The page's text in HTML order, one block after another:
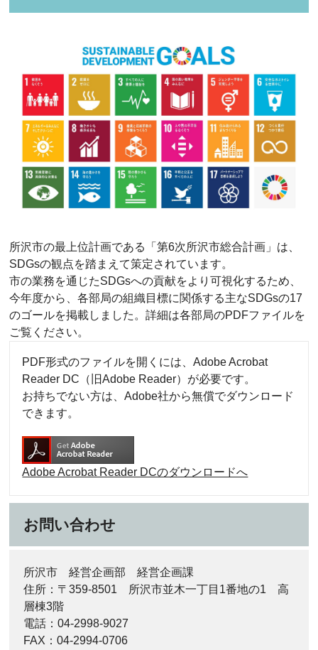
所沢市の最上位計画である「第6次所沢市総合計画」は、
SDGsの観点を踏まえて策定されています。
市の業務を通じたSDGsへの貢献をより可視化するため、
今年度から、各部局の組織目標に関係する主なSDGsの17
のゴールを掲載しました。詳細は各部局のPDFファイルを
ご覧ください。
PDF形式のファイルを開くには、Adobe Acrobat
Reader DC（旧Adobe Reader）が必要です。
お持ちでない方は、Adobe社から無償でダウンロード
できます。
Adobe Acrobat Reader DCのダウンロードへ
お問い合わせ
所沢市 経営企画部 経営企画課
住所：〒359-8501 所沢市並木一丁目1番地の1 高
層棟3階
電話：04-2998-9027
FAX：04-2994-0706